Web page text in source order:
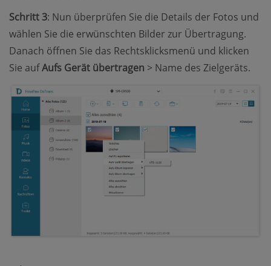
Schritt 3: Nun überprüfen Sie die Details der Fotos und
wählen Sie die erwünschten Bilder zur Übertragung.
Danach öffnen Sie das Rechtsklicksmenü und klicken
Sie aufAufs Gerät übertragen > Name des Zielgeräts.